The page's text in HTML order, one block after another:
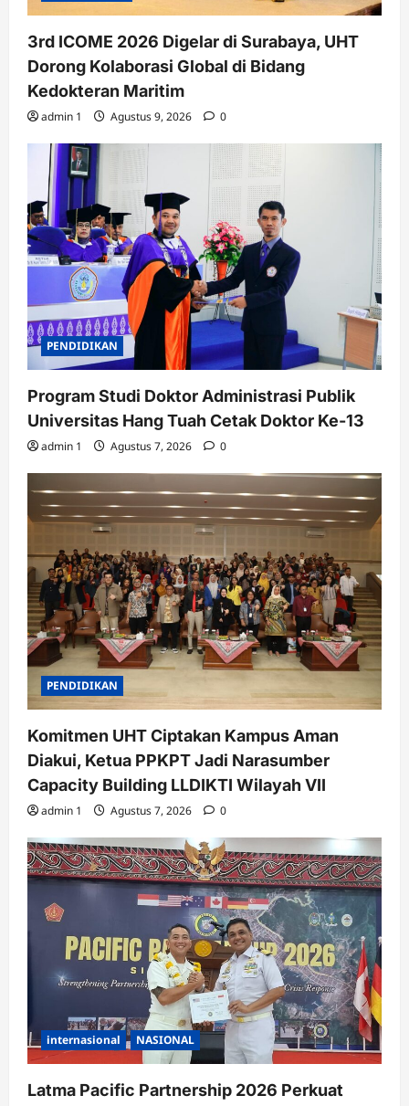
3rd ICOME 2026 Digelar di Surabaya, UHT
Dorong Kolaborasi Global di Bidang
Kedokteran Maritim
admin 1 Agustus 9, 2026 0
PENDIDIKAN
Program Studi Doktor Administrasi Publik
Universitas Hang Tuah Cetak Doktor Ke-13
admin 1 Agustus 7, 2026 0
PENDIDIKAN
Komitmen UHT Ciptakan Kampus Aman
Diakui, Ketua PPKPT Jadi Narasumber
Capacity Building LLDIKTI Wilayah VII
admin 1 Agustus 7, 2026 0
internasional NASIONAL
Latma Pacific Partnership 2026 Perkuat